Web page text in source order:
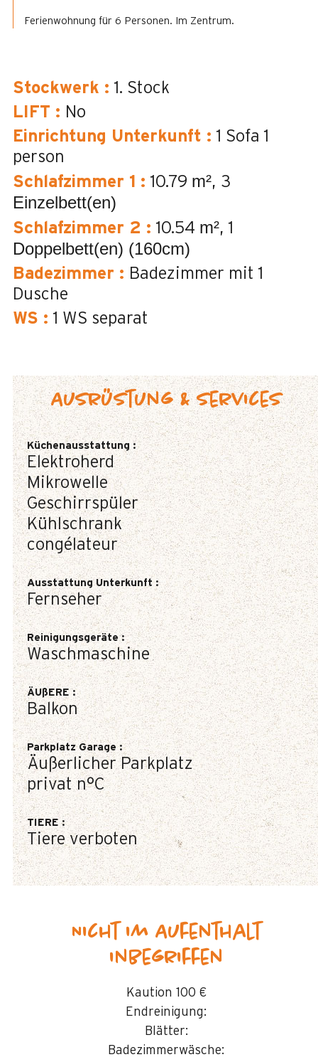
Ferienwohnung für 6 Personen. Im Zentrum.
Stockwerk : 1. Stock
LIFT : No
Einrichtung Unterkunft : 1 Sofa 1
person
Schlafzimmer 1 : 10.79 m² 3
Einzelbett(en)
Schlafzimmer 2 : 10.54 m² 1
Doppelbett(en) (160cm)
Badezimmer : Badezimmer mit 1
Dusche
WS : 1 WS separat
Ausrüstung & Services
Küchenausstattung :
Elektroherd
Mikrowelle
Geschirrspüler
Kühlschrank
congélateur
Ausstattung Unterkunft:
Fernseher
Reinigungsgeräte:
Waschmaschine
ÄUßERE:
Balkon
Parkplatz Garage:
Äußerlicher Parkplatz
privat n°C
TIERE:
Tiere verboten
Nicht im Aufenthalt
inbegriffen
Kaution 100 €
Endreinigung:
Blätter:
Badezimmerwäsche: